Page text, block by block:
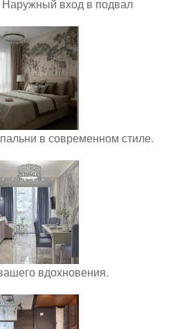
вход в подвал
в современном стиле.
вдохновения.